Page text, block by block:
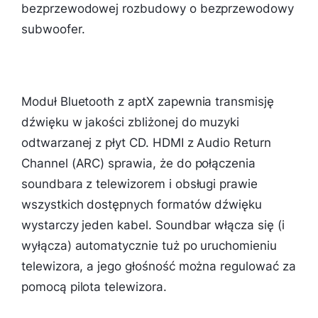
bezprzewodowej rozbudowy o bezprzewodowy
subwoofer.
Moduł Bluetooth z aptX zapewnia transmisję
dźwięku w jakości zbliżonej do muzyki
odtwarzanej z płyt CD. HDMI z Audio Return
Channel (ARC) sprawia, że do połączenia
soundbara z telewizorem i obsługi prawie
wszystkich dostępnych formatów dźwięku
wystarczy jeden kabel. Soundbar włącza się (i
wyłącza) automatycznie tuż po uruchomieniu
telewizora, a jego głośność można regulować za
pomocą pilota telewizora.